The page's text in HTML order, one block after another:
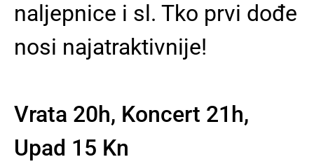
naljepnice i sl. Tko prvi dođe
nosi najatraktivnije!
Vrata 20h, Koncert 21h,
Upad 15 Kn